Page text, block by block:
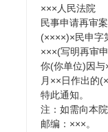
×××人民法院
民事申请再审
(××××)×民申字
×××(写明再审
你(你单位)因
月××日作出的
特此通知。
注：如需向本
邮编：×××。